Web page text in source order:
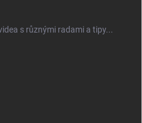
s různými radami a tipy...